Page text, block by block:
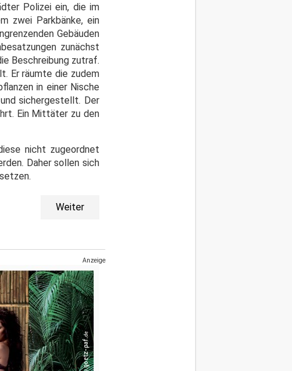
Polizei ein, die im
zwei Parkbänke, ein
Gebäuden
zunächst
Beschreibung zutraf.
Er räumte die zudem
in einer Nische
sichergestellt. Der
Ein Mittäter zu den
nicht zugeordnet
Daher sollen sich
Weiter
Anzeige